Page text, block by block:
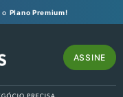
o Plano Premium!
ASSINE